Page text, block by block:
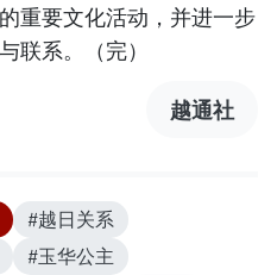
重要文化活动，并进一步
联系。（完）
越通社
#越日关系
#玉华公主